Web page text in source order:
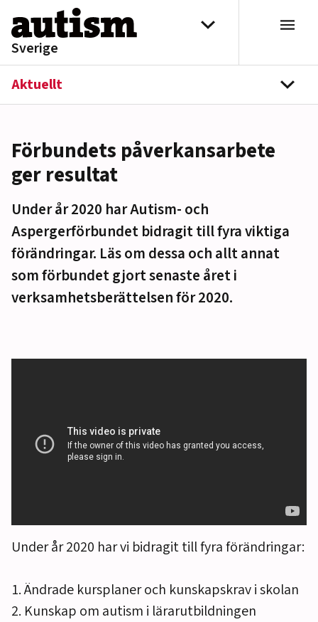
Hoppa till innehåll
Sverige
Välj distrikt
Aktuellt
Förbundets påverkansarbete
ger resultat
Under år 2020 har Autism- och
Aspergerförbundet bidragit till fyra viktiga
förändringar. Läs om dessa och allt annat
som förbundet gjort senaste året i
verksamhetsberättelsen för 2020.
Under år 2020 har vi bidragit till fyra förändringar:
1. Ändrade kursplaner och kunskapskrav i skolan
2. Kunskap om autism i lärarutbildningen